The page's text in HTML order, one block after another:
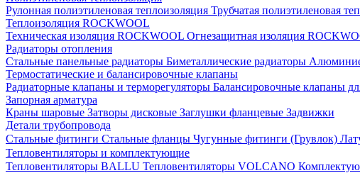
Рулонная полиэтиленовая теплоизоляция Трубчатая полиэтиленовая
Теплоизоляция ROCKWOOL
Техническая изоляция ROCKWOOL Огнезащитная изоляция
Радиаторы отопления
Стальные панельные радиаторы Биметаллические радиаторы
Термостатические и балансировочные клапаны
Радиаторные клапаны и терморегуляторы Балансировочные клапаны
Запорная арматура
Краны шаровые Затворы дисковые Заглушки фланцевые Задвижки
Детали трубопровода
Стальные фитинги Стальные фланцы Чугунные фитинги (Грувлок)
Тепловентиляторы и комплектующие
Тепловентиляторы BALLU Тепловентиляторы VOLCANO